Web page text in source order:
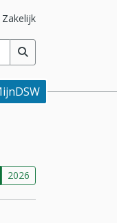
Ga naar subsite
Zakelijk
2026